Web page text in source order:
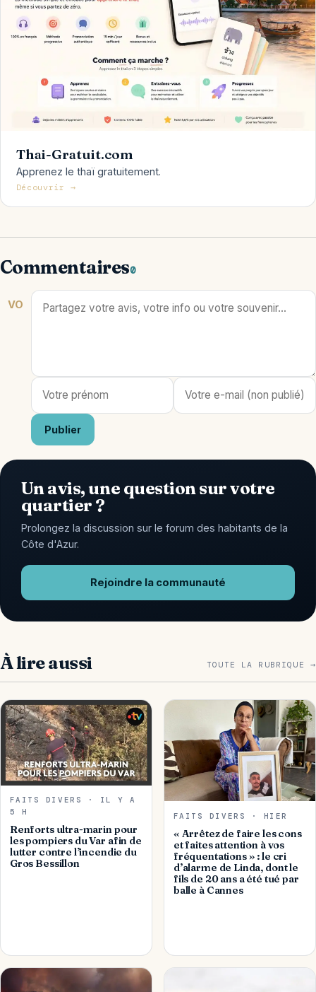
Thai-Gratuit.com
Apprenez le thaï gratuitement.
Découvrir →
Commentaires0
VO
Publier
Un avis, une question sur votre
quartier ?
Prolongez la discussion sur le forum des habitants de la
Côte d'Azur.
Rejoindre la communauté
À lire aussi TOUTE LA RUBRIQUE →
FAITS DIVERS · IL Y A
5 H
Renforts ultra-marin pour
les pompiers du Var afin de
lutter contre l’incendie du
Gros Bessillon
FAITS DIVERS · HIER
« Arrêtez de faire les cons
et faites attention à vos
fréquentations » : le cri
d’alarme de Linda, dont le
fils de 20 ans a été tué par
balle à Cannes